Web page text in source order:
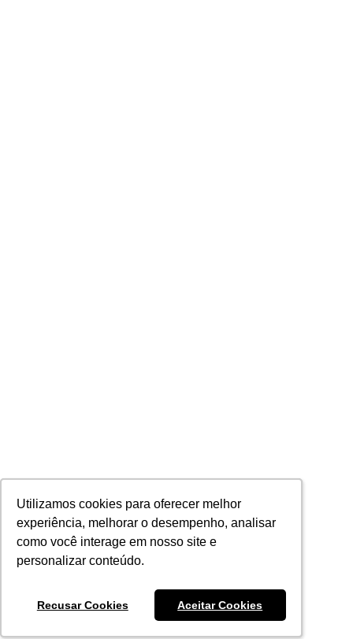
Utilizamos cookies para oferecer melhor
experiência, melhorar o desempenho, analisar
como você interage em nosso site e
personalizar conteúdo.
Recusar Cookies Aceitar Cookies
Utilizamos cookies para oferecer melhor
experiência, melhorar o desempenho, analisar
como você interage em nosso site e
personalizar conteúdo.
Recusar Cookies Aceitar Cookies